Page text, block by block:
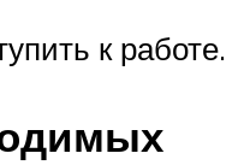
к работе.